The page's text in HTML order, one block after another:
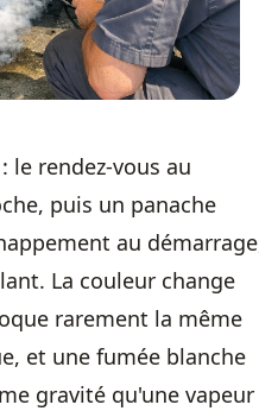
le rendez-vous au
puis un panache
au
La couleur change
rarement la même
et une fumée blanche
gravité qu'une vapeur